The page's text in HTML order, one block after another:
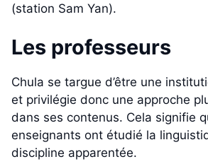
(station Sam Yan).
Les professeurs
Chula se targue d’être une
et privilégie donc une approche
dans ses contenus. Cela signifie
enseignants ont étudié la
discipline apparentée.